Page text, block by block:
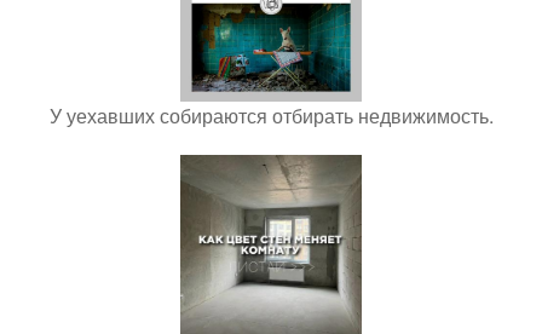
У уехавших собираются отбирать недвижимость.